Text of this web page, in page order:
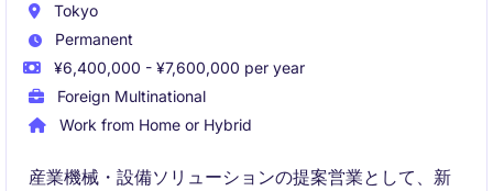
Tokyo
Permanent
¥6,400,000 - ¥7,600,000 per year
Foreign Multinational
Work from Home or Hybrid
産業機械・設備ソリューションの提案営業として、新